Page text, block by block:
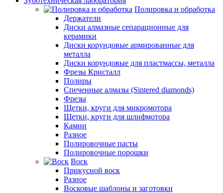
Полировка и обработка
Держатели
Диски алмазные сепарационные для
керамики
Диски корундовые армированные для
металла
Диски корундовые для пластмассы, металла
Фрезы Кристалл
Полиры
Спеченные алмазы (Sintered diamonds)
Фрезы
Щетки, круги для микромотора
Щетки, круги для шлифмотора
Камни
Разное
Полировочные пасты
Полировочные порошки
Воск
Прикусной воск
Разное
Восковые шаблоны и заготовки